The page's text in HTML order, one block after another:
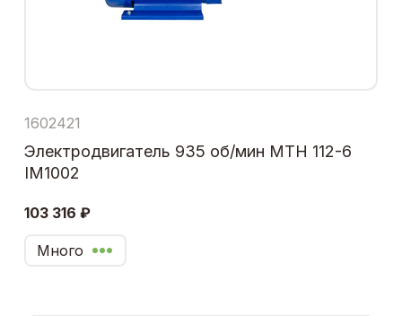
1602421
Электродвигатель 935 об/мин МТН 112-6
IM1002
103 316 ₽
Много